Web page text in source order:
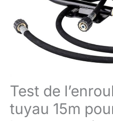
Test de
tuyau 15m